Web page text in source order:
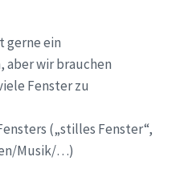
gerne ein
aber wir brauchen
Fenster zu
(„stilles Fenster“,
Musik/…)